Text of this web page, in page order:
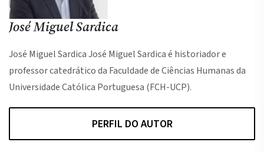
José Miguel Sardica
José Miguel Sardica José Miguel Sardica é historiador e
professor catedrático da Faculdade de Ciências Humanas da
Universidade Católica Portuguesa (FCH-UCP).
PERFIL DO AUTOR